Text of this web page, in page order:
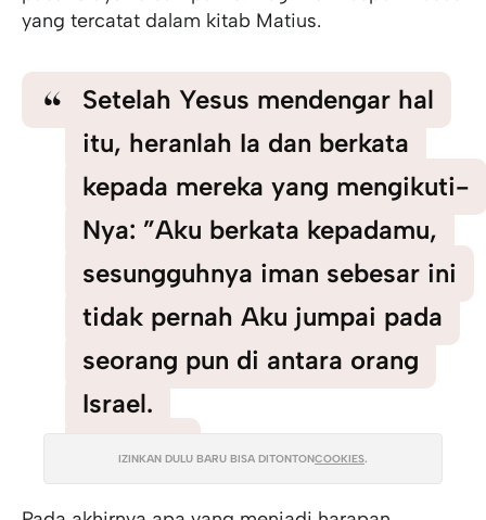
yang tercatat dalam kitab Matius.
Setelah Yesus mendengar hal
itu, heranlah Ia dan berkata
kepada mereka yang mengikuti-
Nya: ”Aku berkata kepadamu,
sesungguhnya iman sebesar ini
tidak pernah Aku jumpai pada
seorang pun di antara orang
Israel.
MATIUS 8:10
IZINKAN DULU BARU BISA DITONTONCOOKIES.